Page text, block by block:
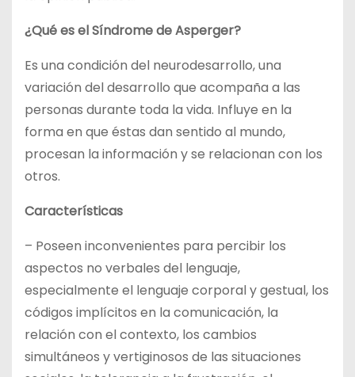
¿Qué es el Síndrome de Asperger?
Es una condición del neurodesarrollo, una
variación del desarrollo que acompaña a las
personas durante toda la vida. Influye en la
forma en que éstas dan sentido al mundo,
procesan la información y se relacionan con los
otros.
Características
– Poseen inconvenientes para percibir los
aspectos no verbales del lenguaje,
especialmente el lenguaje corporal y gestual, los
códigos implícitos en la comunicación, la
relación con el contexto, los cambios
simultáneos y vertiginosos de las situaciones